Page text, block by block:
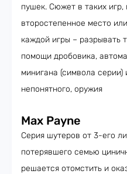
пушек. Сюжет в таких игр,
второстепенное место
каждой игры – разрывать
помощи дробовика,
минигана (символа серии)
непонятного, оружия
Max Payne
Серия шутеров от 3-его
потерявшего семью
решается отомстить и